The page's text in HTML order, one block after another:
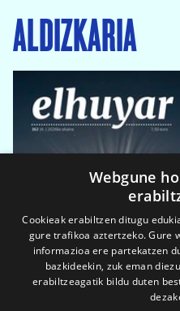
ALDIZKARIA
Webgune
Cookieak erabiltzen ditugu
gure trafikoa aztertzeko. Gure
informazioa ere partekatzen
bazkideekin, zuk eman
erabiltzeagatik bildu duten